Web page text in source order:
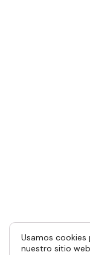
Usamos cookies
nuestro sitio